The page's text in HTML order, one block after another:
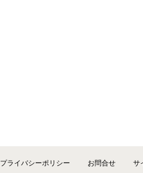
プライバシーポリシー お問合せ サ